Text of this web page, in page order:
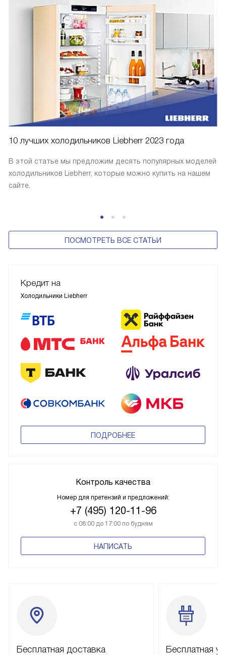
10 лучших холодильников Liebherr 2023 года
В этой статье мы предложим десять популярных моделей
холодильников Liebherr, которые можно купить на нашем
сайте.
ПОСМОТРЕТЬ ВСЕ СТАТЬИ
Кредит на
Холодильники Liebherr
ПОДРОБНЕЕ
Контроль качества
Номер для претензий и предложений:
+7 (495) 120-11-96
с 08:00 до 17:00 по будням
НАПИСАТЬ
Бесплатная доставка Бесплатная